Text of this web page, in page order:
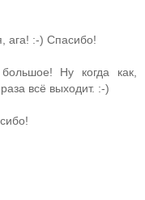
ага! :-) Спасибо!
Ну когда как,
всё выходит. :-)